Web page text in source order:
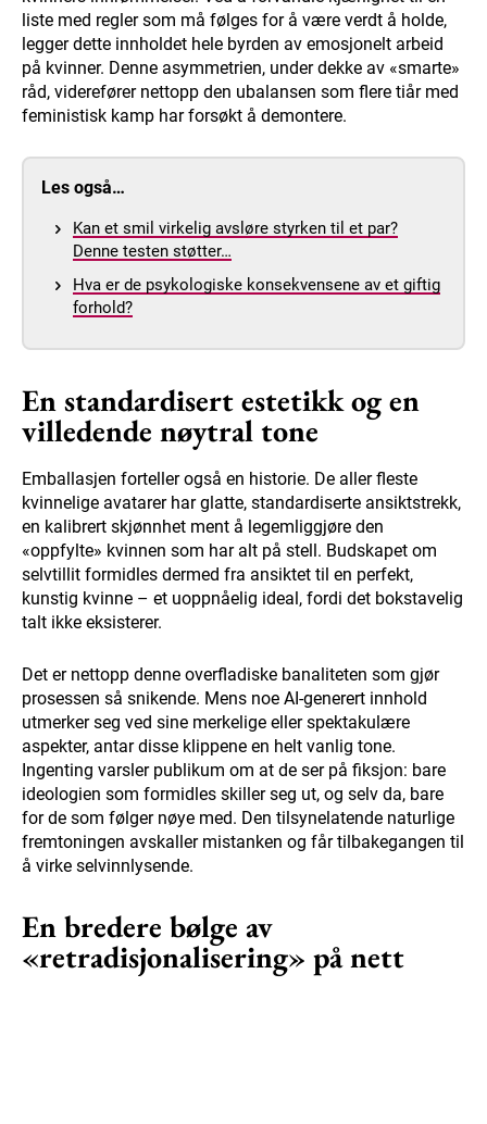
liste med regler som må følges for å være verdt å holde,
legger dette innholdet hele byrden av emosjonelt arbeid
på kvinner. Denne asymmetrien, under dekke av «smarte»
råd, viderefører nettopp den ubalansen som flere tiår med
feministisk kamp har forsøkt å demontere.
Les også…
Kan et smil virkelig avsløre styrken til et par?
Denne testen støtter…
Hva er de psykologiske konsekvensene av et giftig
forhold?
En standardisert estetikk og en
villedende nøytral tone
Emballasjen forteller også en historie. De aller fleste
kvinnelige avatarer har glatte, standardiserte ansiktstrekk,
en kalibrert skjønnhet ment å legemliggjøre den
«oppfylte» kvinnen som har alt på stell. Budskapet om
selvtillit formidles dermed fra ansiktet til en perfekt,
kunstig kvinne – et uoppnåelig ideal, fordi det bokstavelig
talt ikke eksisterer.
Det er nettopp denne overfladiske banaliteten som gjør
prosessen så snikende. Mens noe AI-generert innhold
utmerker seg ved sine merkelige eller spektakulære
aspekter, antar disse klippene en helt vanlig tone.
Ingenting varsler publikum om at de ser på fiksjon: bare
ideologien som formidles skiller seg ut, og selv da, bare
for de som følger nøye med. Den tilsynelatende naturlige
fremtoningen avskaller mistanken og får tilbakegangen til
å virke selvinnlysende.
En bredere bølge av
«retradisjonalisering» på nett